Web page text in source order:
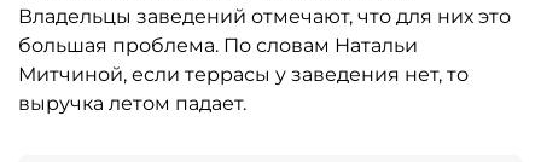
Владельцы заведений отмечают, что для них это
большая проблема. По словам Натальи
Митчиной, если террасы у заведения нет, то
выручка летом падает.